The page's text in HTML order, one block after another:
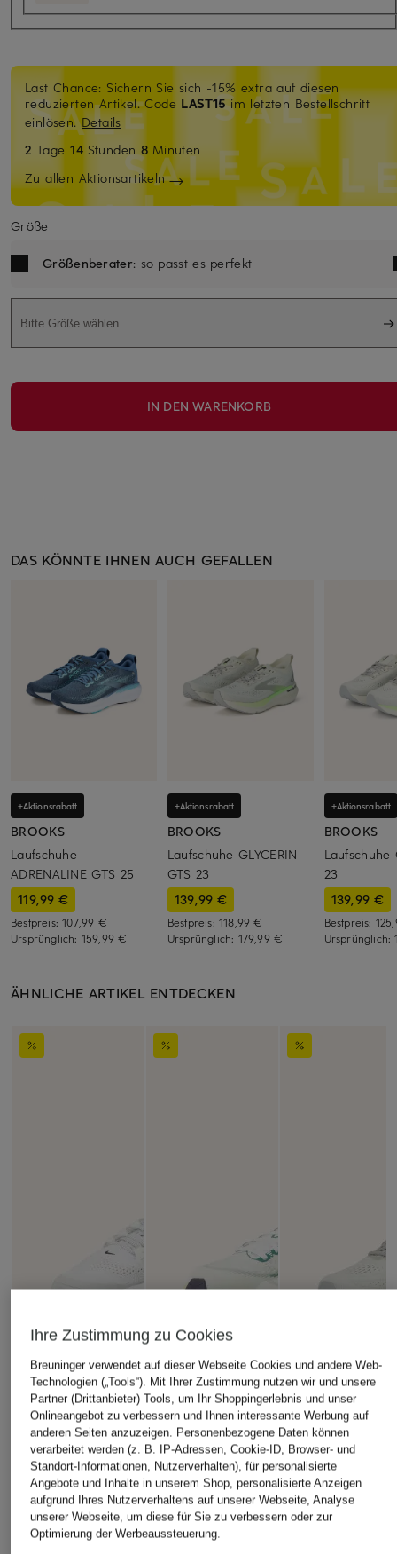
Last Chance: Sichern Sie sich -15% extra auf diesen
reduzierten Artikel. Code LAST15im letzten Bestellschritt
einlösen.Details
2 Tage14 Stunden 8 Minuten
Zu allen Aktionsartikeln
Größe
Größenberater: so passt es perfekt
Bitte Größe wählen
IN DEN WARENKORB
DAS KÖNNTE IHNEN AUCH GEFALLEN
+Aktionsrabatt
BROOKS
Laufschuhe
ADRENALINE GTS 25
119,99 €
Bestpreis:107,99 €
Ursprünglich: 159,99 €
+Aktionsrabatt
BROOKS
Laufschuhe GLYCERIN
GTS 23
139,99 €
Bestpreis: 118,99 €
Ursprünglich: 179,99 €
+Aktionsrabatt
BROOKS
Laufschuhe
23
139,99 €
Bestpreis:
Ursprünglich:
ÄHNLICHE ARTIKEL ENTDECKEN
+Aktionsrabatt +Aktionsrabatt
Ihre Zustimmung zu Cookies
Breuninger verwendet auf dieser Webseite Cookies und andere Web-
Technologien („Tools“). Mit Ihrer Zustimmung nutzen wir und unsere
Partner (Drittanbieter) Tools, um Ihr Shoppingerlebnis und unser
Onlineangebot zu verbessern und Ihnen interessante Werbung auf
anderen Seiten anzuzeigen. Personenbezogene Daten können
verarbeitet werden (z. B. IP-Adressen, Cookie-ID, Browser- und
Standort-Informationen, Nutzerverhalten), für personalisierte
Angebote und Inhalte in unserem Shop, personalisierte Anzeigen
aufgrund Ihres Nutzerverhaltens auf unserer Webseite, Analyse
unserer Webseite, um diese für Sie zu verbessern oder zur
Optimierung der Werbeaussteuerung.